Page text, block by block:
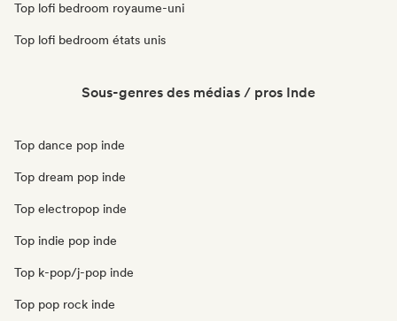
Top lofi bedroom royaume-uni
Top lofi bedroom états unis
Sous-genres des médias / pros Inde
Top dance pop inde
Top dream pop inde
Top electropop inde
Top indie pop inde
Top k-pop/j-pop inde
Top pop rock inde